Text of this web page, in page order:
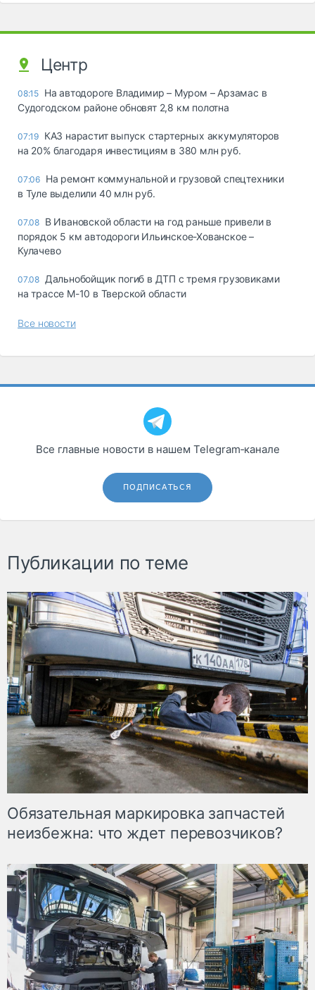
Центр
08:15 На автодороге Владимир – Муром – Арзамас в
Судогодском районе обновят 2,8 км полотна
07:19 КАЗ нарастит выпуск стартерных аккумуляторов
на 20% благодаря инвестициям в 380 млн руб.
07:06 На ремонт коммунальной и грузовой спецтехники
в Туле выделили 40 млн руб.
07.08 В Ивановской области на год раньше привели в
порядок 5 км автодороги Ильинское-Хованское –
Кулачево
07.08 Дальнобойщик погиб в ДТП с тремя грузовиками
на трассе М-10 в Тверской области
Все новости
Все главные новости в нашем Telegram‑канале
ПОДПИСАТЬСЯ
Публикации по теме
Обязательная маркировка запчастей
неизбежна: что ждет перевозчиков?